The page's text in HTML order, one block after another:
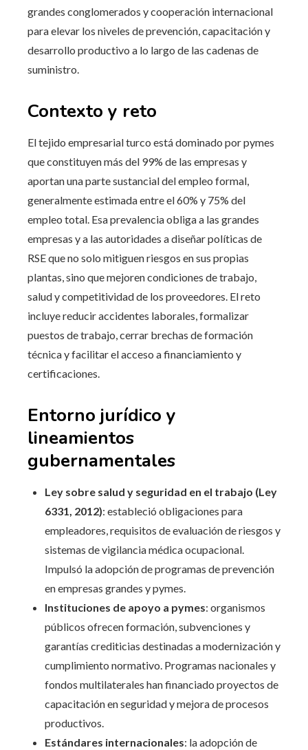
grandes conglomerados y cooperación internacional
para elevar los niveles de prevención, capacitación y
desarrollo productivo a lo largo de las cadenas de
suministro.
Contexto y reto
El tejido empresarial turco está dominado por pymes
que constituyen más del 99% de las empresas y
aportan una parte sustancial del empleo formal,
generalmente estimada entre el 60% y 75% del
empleo total. Esa prevalencia obliga a las grandes
empresas y a las autoridades a diseñar políticas de
RSE que no solo mitiguen riesgos en sus propias
plantas, sino que mejoren condiciones de trabajo,
salud y competitividad de los proveedores. El reto
incluye reducir accidentes laborales, formalizar
puestos de trabajo, cerrar brechas de formación
técnica y facilitar el acceso a financiamiento y
certificaciones.
Entorno jurídico y
lineamientos
gubernamentales
Ley sobre salud y seguridad en el trabajo (Ley
6331, 2012): estableció obligaciones para
empleadores, requisitos de evaluación de riesgos y
sistemas de vigilancia médica ocupacional.
Impulsó la adopción de programas de prevención
en empresas grandes y pymes.
Instituciones de apoyo a pymes: organismos
públicos ofrecen formación, subvenciones y
garantías crediticias destinadas a modernización y
cumplimiento normativo. Programas nacionales y
fondos multilaterales han financiado proyectos de
capacitación en seguridad y mejora de procesos
productivos.
Estándares internacionales: la adopción de